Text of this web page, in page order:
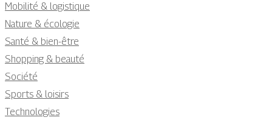
Mobilité & logistique
Nature & écologie
Santé & bien-être
Shopping & beauté
Société
Sports & loisirs
Technologies